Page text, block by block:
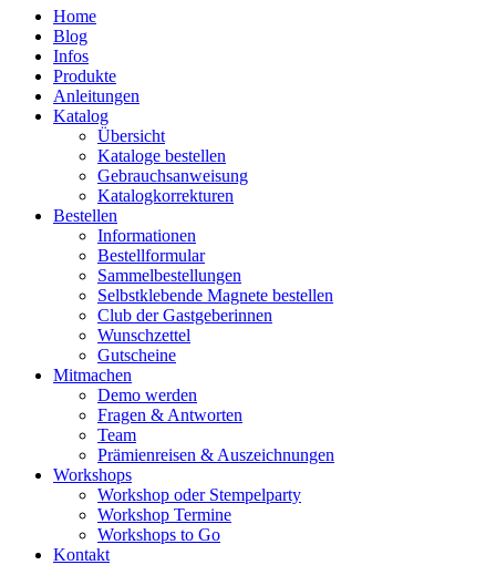
Home
Blog
Infos
Produkte
Anleitungen
Katalog
Übersicht
Kataloge bestellen
Gebrauchsanweisung
Katalogkorrekturen
Bestellen
Informationen
Bestellformular
Sammelbestellungen
Selbstklebende Magnete bestellen
Club der Gastgeberinnen
Wunschzettel
Gutscheine
Mitmachen
Demo werden
Fragen & Antworten
Team
Prämienreisen & Auszeichnungen
Workshops
Workshop oder Stempelparty
Workshop Termine
Workshops to Go
Kontakt